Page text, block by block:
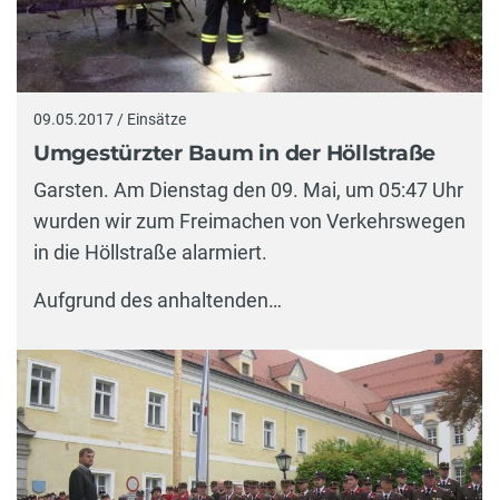
09.05.2017 / Einsätze
Umgestürzter Baum in der Höllstraße
Garsten. Am Dienstag den 09. Mai, um 05:47 Uhr
wurden wir zum Freimachen von Verkehrswegen
in die Höllstraße alarmiert.
Aufgrund des anhaltenden…